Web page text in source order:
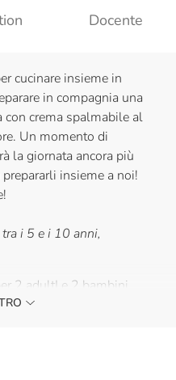
Docente
cucinare insieme in
in compagnia una
con crema spalmabile al
Un momento di
la giornata ancora più
insieme a noi!
i 5 e i 10 anni,
2 adultI e 2 bambini